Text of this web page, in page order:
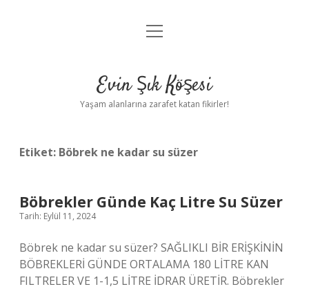
Anasayfa
Yasal Uyarı
menüyü
Evin Şık Köşesi
Yaşam alanlarına zarafet katan fikirler!
Etiket: Böbrek ne kadar su süzer
Böbrekler Günde Kaç Litre Su Süzer
Tarih: Eylül 11, 2024
Böbrek ne kadar su süzer? SAĞLIKLI BİR ERİŞKİNİN
BÖBREKLERİ GÜNDE ORTALAMA 180 LİTRE KAN
FILTRELER VE 1-1,5 LİTRE İDRAR ÜRETİR. Böbrekler